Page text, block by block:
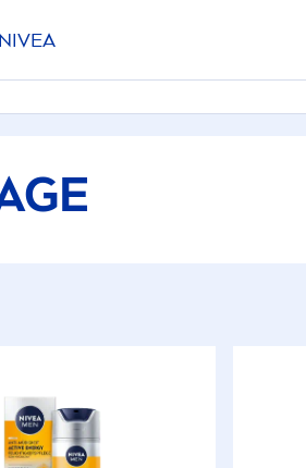
NIVEA